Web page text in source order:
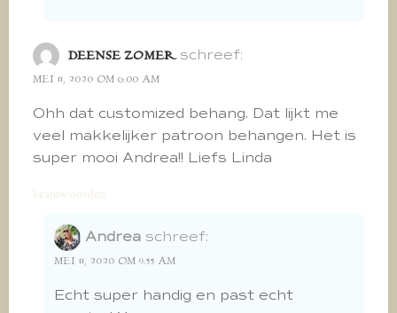
DEENSE ZOMER schreef:
MEI 11, 2020 OM 6:00 AM
Ohh dat customized behang. Dat lijkt me
veel makkelijker patroon behangen. Het is
super mooi Andrea!! Liefs Linda
beantwoorden
Andrea schreef:
MEI 11, 2020 OM 9:55 AM
Echt super handig en past echt